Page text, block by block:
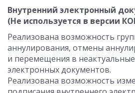
Внутренний электронный
(Не используется в версии
Реализована возможность
аннулирования, отмены
и перемещения в
электронных документов.
Реализована возможность